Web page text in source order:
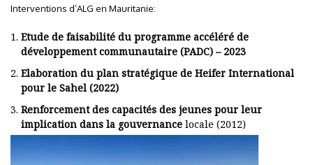
Interventions d’ALG en Mauritanie:
Etude de faisabilité du programme accéléré de
développement communautaire (PADC) – 2023
Elaboration du plan stratégique de Heifer International
pour le Sahel (2022)
Renforcement des capacités des jeunes pour leur
implication dans la gouvernance locale (2012)